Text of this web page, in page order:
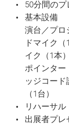
50分間の
基本設備
演台／プロ
ドマイク
イク（1本
ポインター
ッジコー
（1台）
リハーサル
出展者プレ